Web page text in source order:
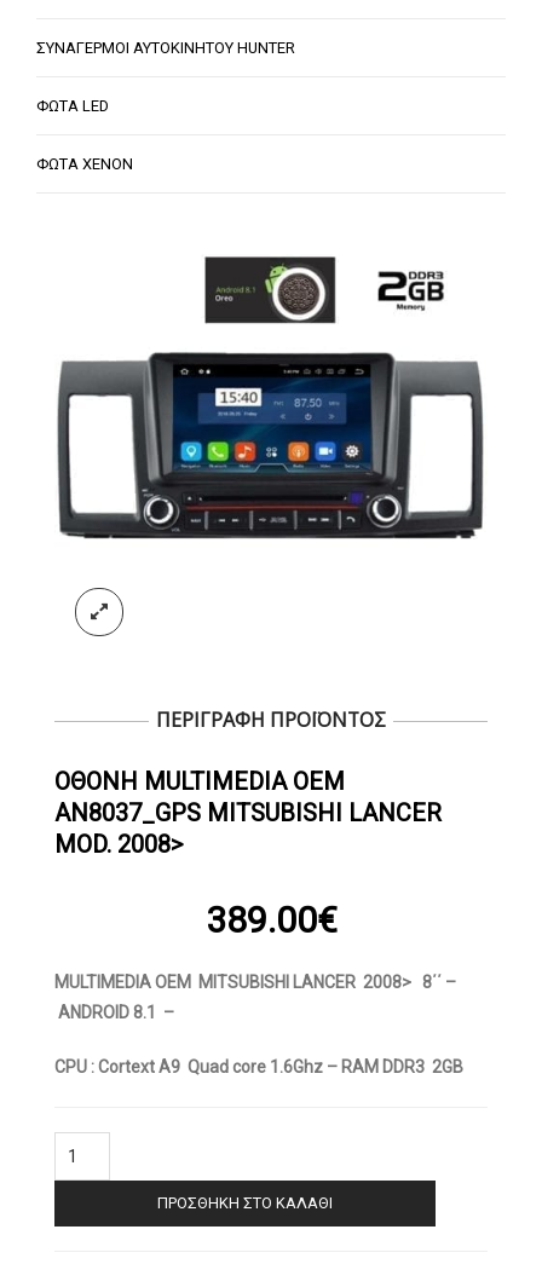
ΠΕΡΙΓΡΑΦΗ ΠΡΟΪΟΝΤΟΣ
OΘΟΝΗ MULTIMEDIA OEM
AN8037_GPS MITSUBISHI LANCER
MOD. 2008>
389.00€
MULTIMEDIA OEM MITSUBISHI LANCER 2008> 8΄΄ –
ANDROID 8.1 –
CPU : Cortext A9 Quad core 1.6Ghz – RAM DDR3 2GB
Multimedia
OEM
MITSUBISHI
ΠΡΟΣΘΉΚΗ ΣΤΟ ΚΑΛΆΘΙ
ΣΥΝΑΓΕΡΜΟΙ ΑΥΤΟΚΙΝΗΤΟΥ HUNTER
ΦΩΤΑ LED
ΦΩΤΑ XENON